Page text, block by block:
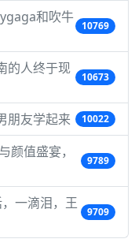
和吹牛
10769
的人终于现
10673
朋友学起来 10022
颜值盛宴，
9789
一滴泪，王
9709